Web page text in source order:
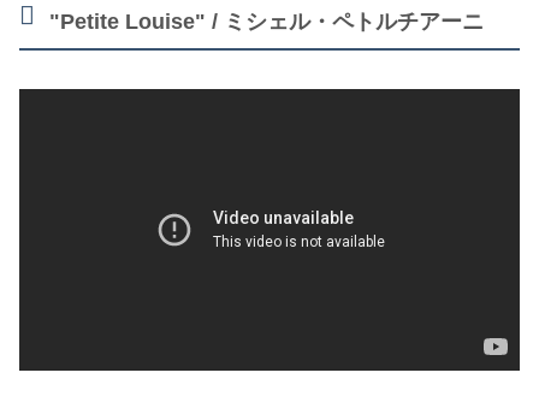
"Petite Louise" / ミシェル・ペトルチアーニ